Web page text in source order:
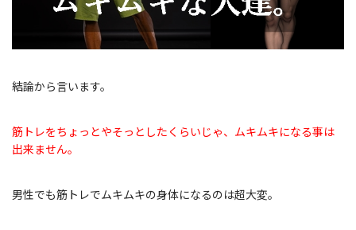
結論から言います。
筋トレをちょっとやそっとしたくらいじゃ、ムキムキになる事は
出来ません。
男性でも筋トレでムキムキの身体になるのは超大変。